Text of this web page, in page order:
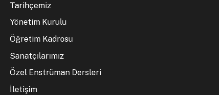
Tarihçemiz
Yönetim Kurulu
Öğretim Kadrosu
Sanatçılarımız
Özel Enstrüman Dersleri
İletişim